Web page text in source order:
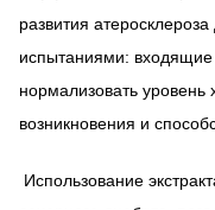
развития
испытаниями: входящие
нормализовать уровень
возникновения и
Использование